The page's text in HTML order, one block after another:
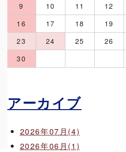
9
10 11 12
16
17 18 19
23
24 25 26
30
アーカイブ
2026年07月(4)
2026年06月(1)